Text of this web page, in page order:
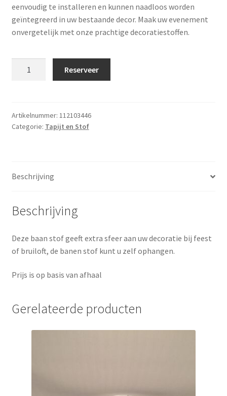
eenvoudig te installeren en kunnen naadloos worden
geïntegreerd in uw bestaande decor. Maak uw evenement
onvergetelijk met onze prachtige decoratiestoffen.
zelf
ophangen
Reserveer
Artikelnummer: 112103446
Categorie: Tapijt en Stof
Beschrijving
Beschrijving
Deze baan stof geeft extra sfeer aan uw decoratie bij feest
of bruiloft, de banen stof kunt u zelf ophangen.
Prijs is op basis van afhaal
Gerelateerde producten